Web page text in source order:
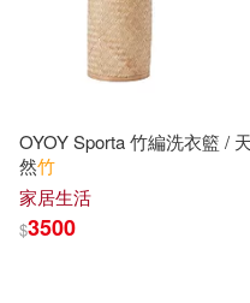
李壽芹(10)
竹内有紀(10)
中央文獻出版社(38)
北京體育大學出版社
OYOY Sporta 竹編洗衣籃 / 天
然竹
家居生活
$3500